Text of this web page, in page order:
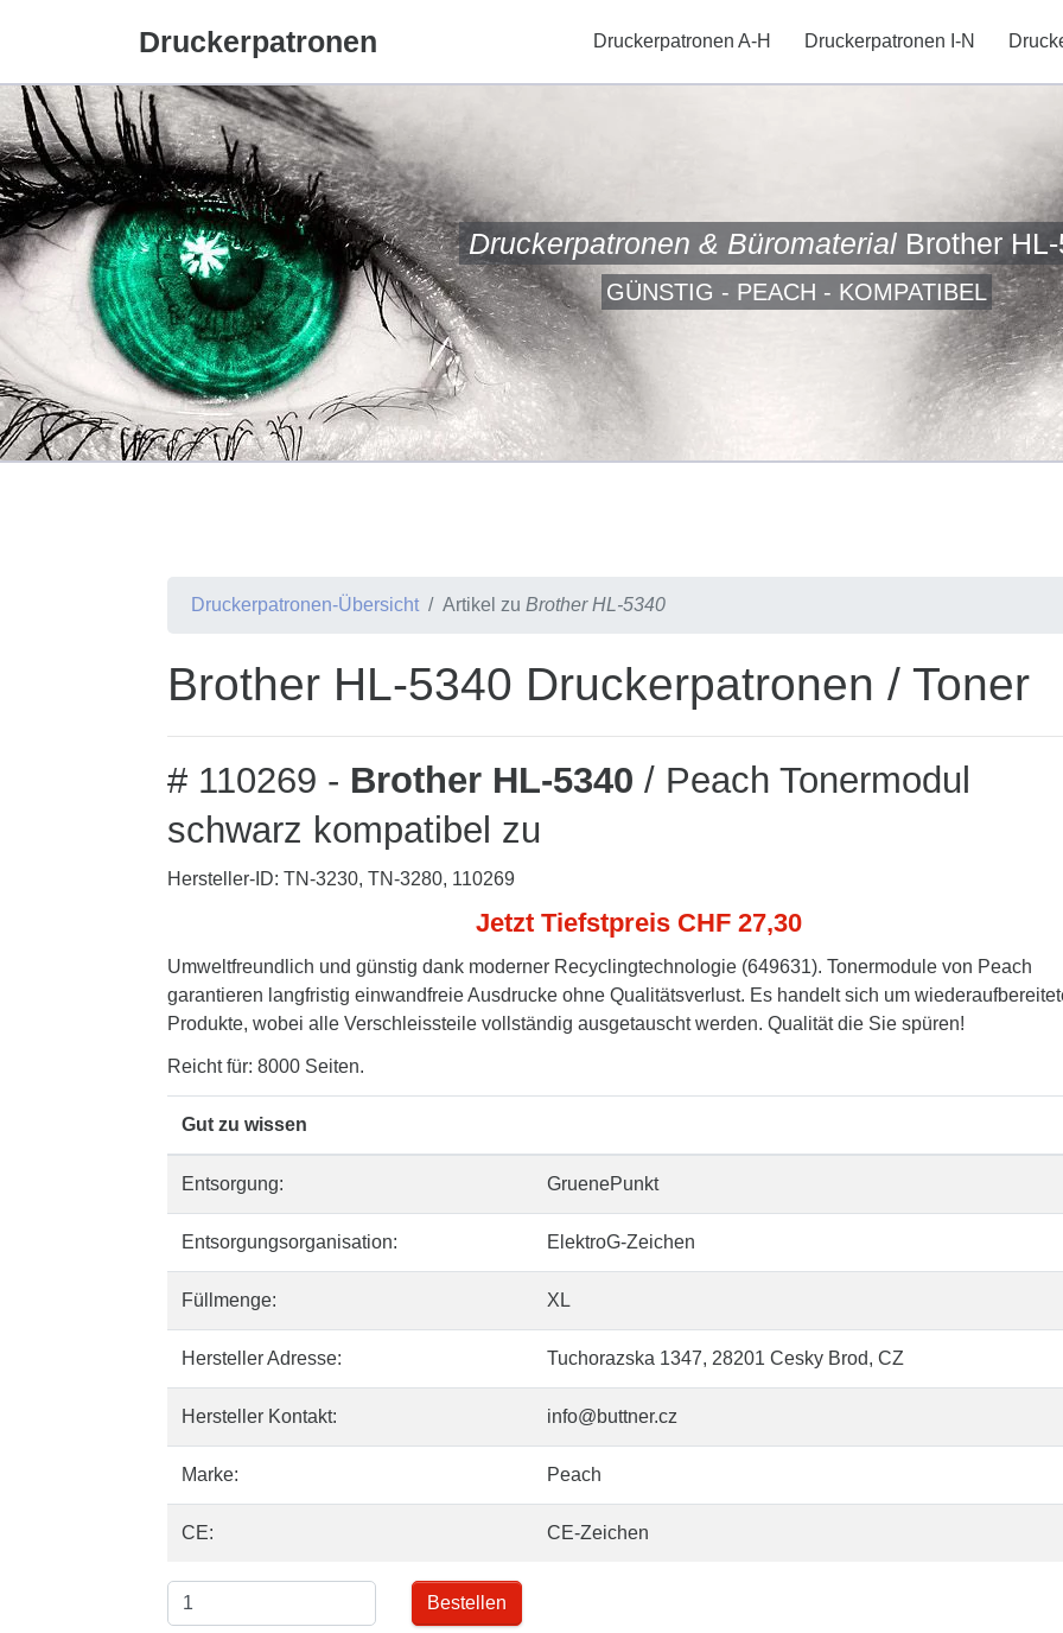
Druckerpatronen Druckerpatronen A-H Druckerpatronen I-N
Druckerpatronen & Büromaterial Brother
GÜNSTIG - PEACH - KOMPATIBEL
Druckerpatronen-Übersicht Artikel zu Brother HL-5340
Brother HL-5340 Druckerpatronen / Toner
# 110269 - Brother HL-5340 / Peach Tonermodul
schwarz kompatibel zu
Hersteller-ID: TN-3230, TN-3280, 110269
Jetzt Tiefstpreis CHF 27,30
Umweltfreundlich und günstig dank moderner Recyclingtechnologie (649631). Tonermodule von Peach
garantieren langfristig einwandfreie Ausdrucke ohne Qualitätsverlust. Es handelt sich um
Produkte, wobei alle Verschleissteile vollständig ausgetauscht werden. Qualität die Sie spüren!
Reicht für: 8000 Seiten.
Gut zu wissen
Entsorgung: GruenePunkt
Entsorgungsorganisation: ElektroG-Zeichen
Füllmenge: XL
Hersteller Adresse: Tuchorazska 1347, 28201 Cesky Brod, CZ
Hersteller Kontakt: info@buttner.cz
Marke: Peach
CE: CE-Zeichen
Bestellen